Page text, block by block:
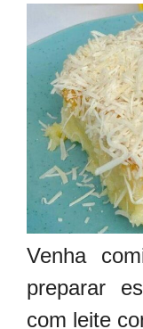
Venha
preparar
com leite